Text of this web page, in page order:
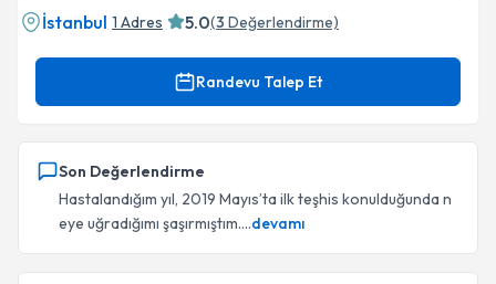
İstanbul 1 Adres 5.0(3 Değerlendirme)
Randevu Talep Et
Son Değerlendirme
Hastalandığım yıl, 2019 Mayıs’ta ilk teşhis konulduğunda n
eye uğradığımı şaşırmıştım....devamı